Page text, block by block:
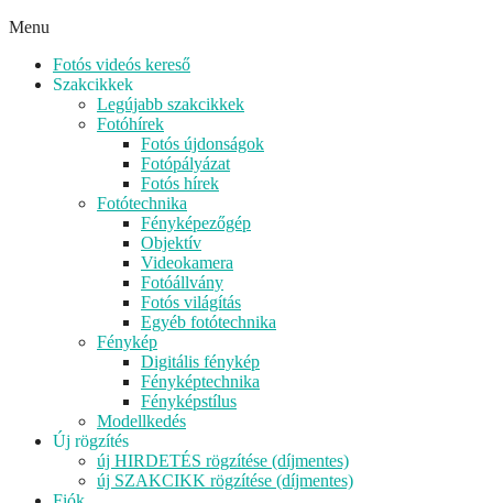
Menu
Fotós videós kereső
Szakcikkek
Legújabb szakcikkek
Fotóhírek
Fotós újdonságok
Fotópályázat
Fotós hírek
Fotótechnika
Fényképezőgép
Objektív
Videokamera
Fotóállvány
Fotós világítás
Egyéb fotótechnika
Fénykép
Digitális fénykép
Fényképtechnika
Fényképstílus
Modellkedés
Új rögzítés
új HIRDETÉS rögzítése (díjmentes)
új SZAKCIKK rögzítése (díjmentes)